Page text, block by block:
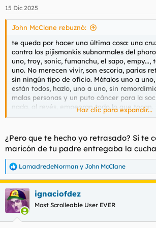
15 Dic 2025
John McClane rebuznó:
te queda por hacer una última cosa: una
contra los pijismonkis subnormales del
uno, troy, sonic, fumanchu, el sapo, empy...,
uno. No merecen vivir, son escoria, parias
sin ningún tipo de oficio. Mátalos uno a
están todos, hazlo, uno a uno, sin
malas personas y un puto cáncer para la
nada, al revés, empeoran todo lo que tocan.
pensamientos no tienen valor. Hazlo,
eres bueno, hazlo si quieres. Te hago una
completo y ubicación, mátalos no dejes ni
luego te suicidas y listo, tarea finiquitada y
Haz clic para expandir...
¿Pero que te hecho yo retrasado? Si te
maricón de tu padre entregaba la
R
e
a
c
c
i
LamadredeNorman y John McClane
ignaciofdez
Most Scrolleable User EVER